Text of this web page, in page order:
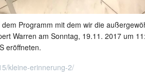
Programm mit dem wir die
Warren am Sonntag, 19.11. 2017 um
eröffneten.
kleine-erinnerung-2/